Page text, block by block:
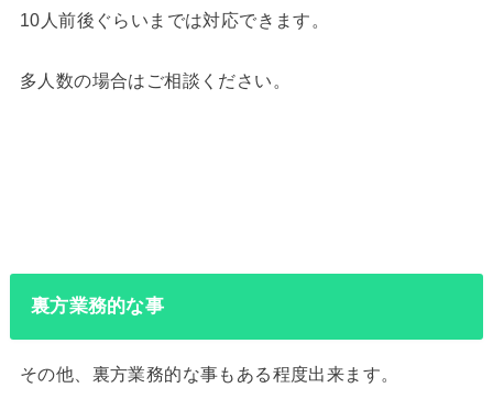
10人前後ぐらいまでは対応できます。
多人数の場合はご相談ください。
裏方業務的な事
その他、裏方業務的な事もある程度出来ます。